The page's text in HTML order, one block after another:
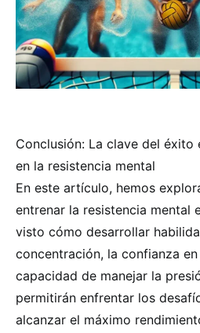
Conclusión: La clave del éxito
en la resistencia mental
En este artículo, hemos
entrenar la resistencia mental
visto cómo desarrollar
concentración, la confianza
capacidad de manejar la
permitirán enfrentar los
alcanzar el máximo